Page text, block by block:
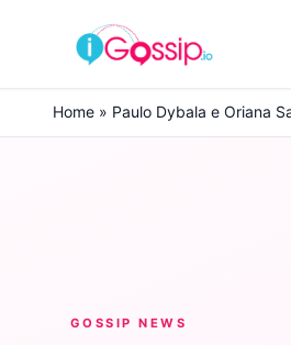
Skip to content
Home » Paulo Dybala e Oriana
GOSSIP NEWS